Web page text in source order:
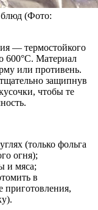
(Фото:
— термостойкого
600°C. Материал
или противень.
защипнув
чтобы те
(только фольга
огня);
и мяса;
в
приготовления,